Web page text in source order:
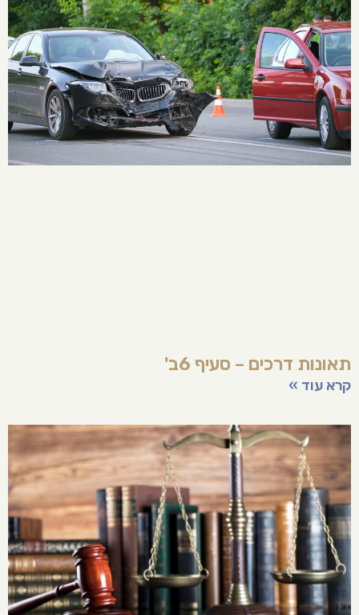
תאונות דרכים – סעיף 6ב'
קרא עוד »